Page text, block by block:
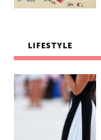
LIFESTYLE